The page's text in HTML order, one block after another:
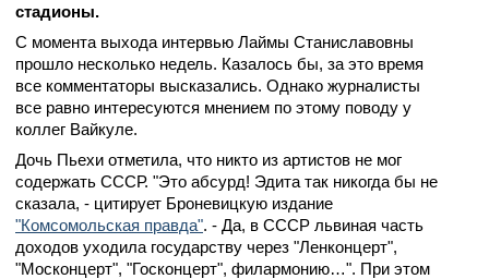
стадионы.
С момента выхода интервью Лаймы Станиславовны
прошло несколько недель. Казалось бы, за это время
все комментаторы высказались. Однако журналисты
все равно интересуются мнением по этому поводу у
коллег Вайкуле.
Дочь Пьехи отметила, что никто из артистов не мог
содержать СССР. "Это абсурд! Эдита так никогда бы не
сказала, - цитирует Броневицкую издание
"Комсомольская правда". - Да, в СССР львиная часть
доходов уходила государству через "Ленконцерт",
"Москонцерт", "Госконцерт", филармонию…". При этом